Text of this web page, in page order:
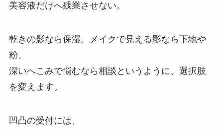
美容液だけへ残業させない。
乾きの影なら保湿、メイクで見える影なら下地や
粉、
深いへこみで悩むなら相談というように、選択肢
を変えます。
凹凸の受付には、